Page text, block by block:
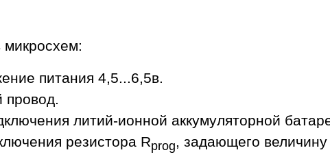
микросхем:
питания 4,5...6,5в.
литий-ионной аккумуляторной
резистора Rprog, задающего величину